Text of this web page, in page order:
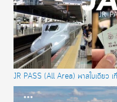
JR PASS (All Area) พาสใบเดียว